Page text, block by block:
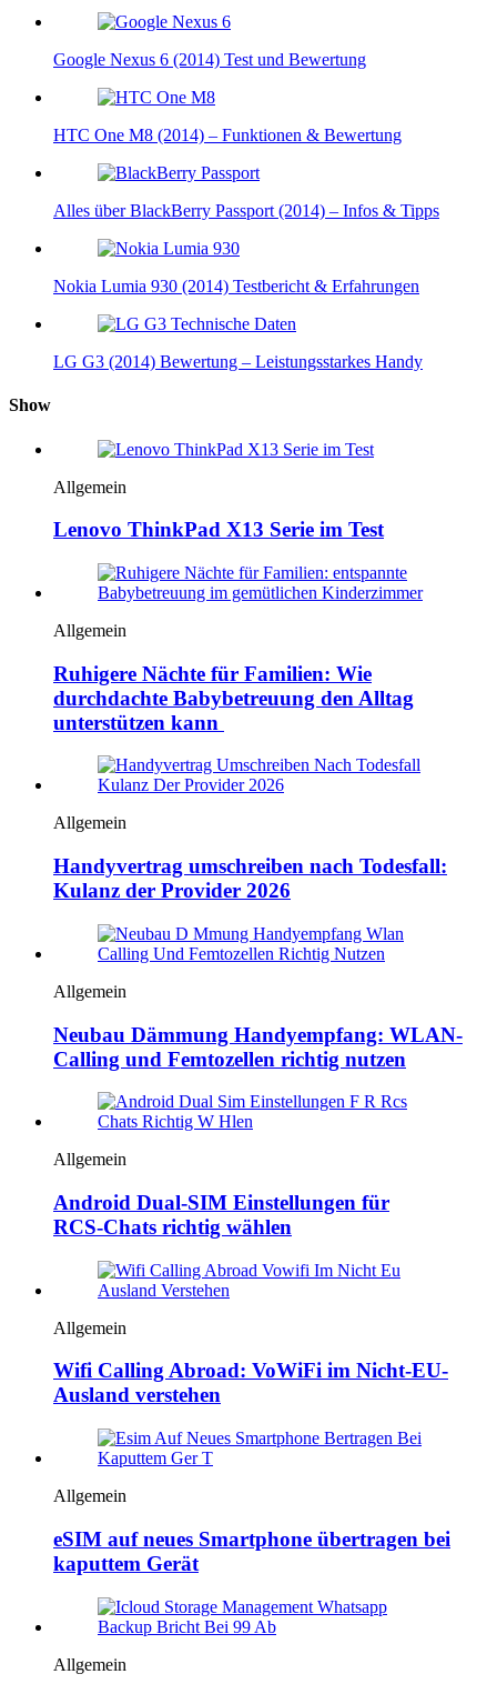
Google Nexus 6 (2014) Test und Bewertung
HTC One M8 (2014) – Funktionen & Bewertung
Alles über BlackBerry Passport (2014) – Infos & Tipps
Nokia Lumia 930 (2014) Testbericht & Erfahrungen
LG G3 (2014) Bewertung – Leistungsstarkes Handy
Show
Allgemein
Lenovo ThinkPad X13 Serie im Test
Allgemein
Ruhigere Nächte für Familien: Wie
durchdachte Babybetreuung den Alltag
unterstützen kann
Allgemein
Handyvertrag umschreiben nach Todesfall:
Kulanz der Provider 2026
Allgemein
Neubau Dämmung Handyempfang: WLAN-
Calling und Femtozellen richtig nutzen
Allgemein
Android Dual‑SIM Einstellungen für
RCS‑Chats richtig wählen
Allgemein
Wifi Calling Abroad: VoWiFi im Nicht-EU-
Ausland verstehen
Allgemein
eSIM auf neues Smartphone übertragen bei
kaputtem Gerät
Allgemein